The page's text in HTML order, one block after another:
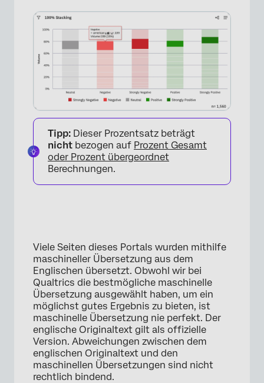
×
×
Tipp: Dieser Prozentsatz beträgt
nicht bezogen auf Prozent Gesamt
oder Prozent übergeordnet
Berechnungen.
Viele Seiten dieses Portals wurden mithilfe
maschineller Übersetzung aus dem
Englischen übersetzt. Obwohl wir bei
Qualtrics die bestmögliche maschinelle
Übersetzung ausgewählt haben, um ein
möglichst gutes Ergebnis zu bieten, ist
maschinelle Übersetzung nie perfekt. Der
englische Originaltext gilt als offizielle
Version. Abweichungen zwischen dem
englischen Originaltext und den
maschinellen Übersetzungen sind nicht
rechtlich bindend.